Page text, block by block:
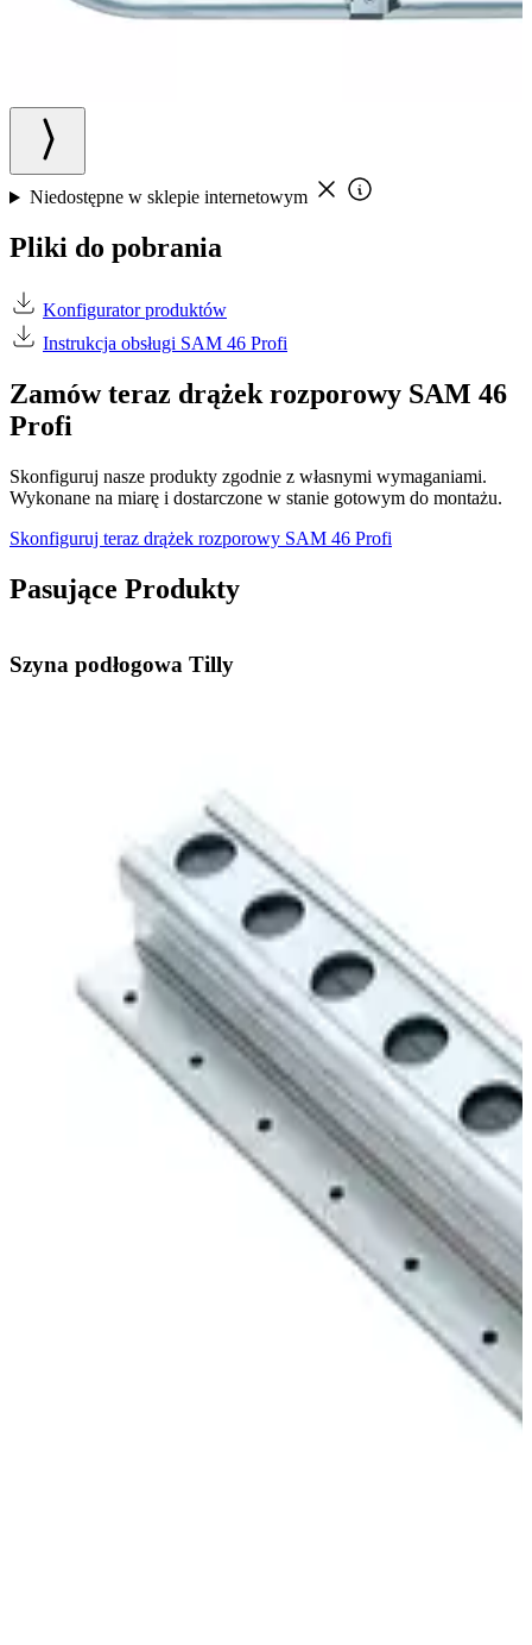
Niedostępne w sklepie internetowym
Pliki do pobrania
Konfigurator produktów
Instrukcja obsługi SAM 46 Profi
Zamów teraz drążek rozporowy SAM 46
Profi
Skonfiguruj nasze produkty zgodnie z własnymi wymaganiami.
Wykonane na miarę i dostarczone w stanie gotowym do montażu.
Skonfiguruj teraz drążek rozporowy SAM 46 Profi
Pasujące Produkty
Szyna podłogowa Tilly